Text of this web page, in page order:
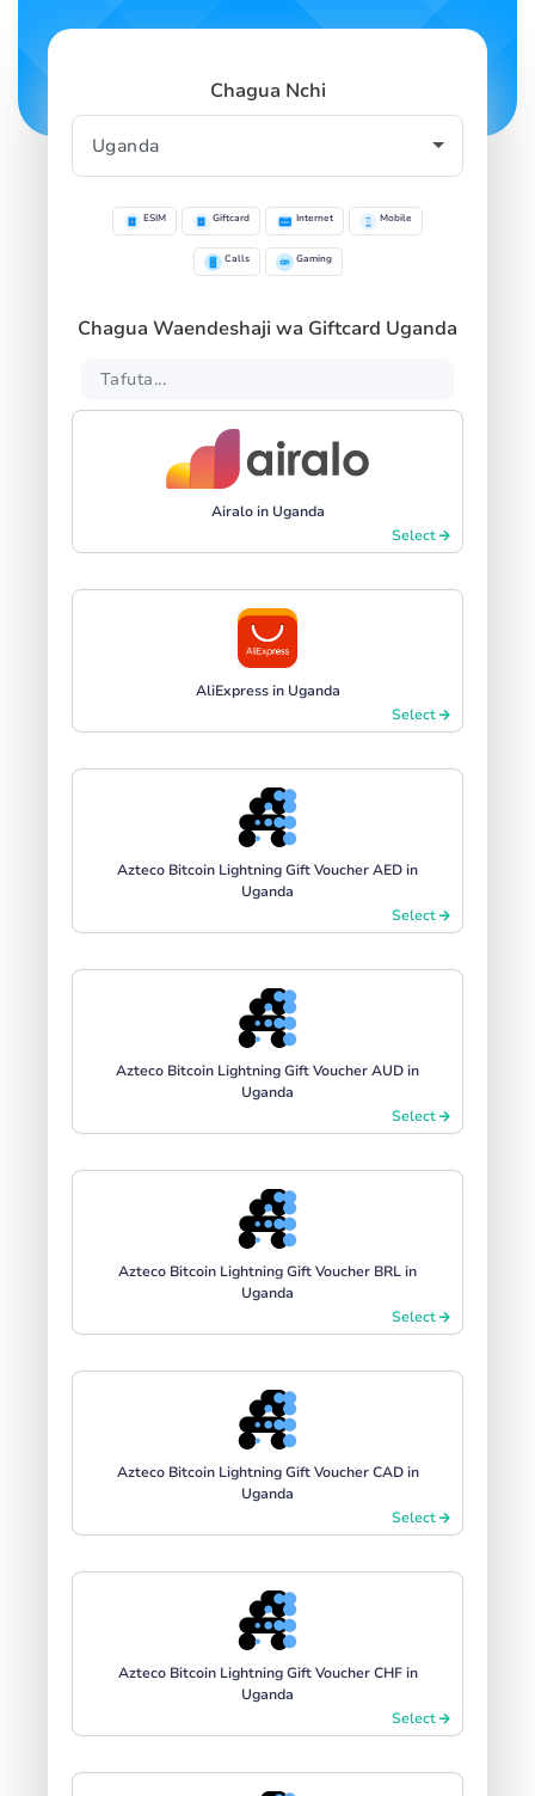
Chagua Nchi
ESIM Giftcard Internet Mobile
Calls Gaming
Chagua Waendeshaji wa Giftcard Uganda
Airalo in Uganda
Select
AliExpress in Uganda
Select
Azteco Bitcoin Lightning Gift Voucher AED in
Uganda
Select
Azteco Bitcoin Lightning Gift Voucher AUD in
Uganda
Select
Azteco Bitcoin Lightning Gift Voucher BRL in
Uganda
Select
Azteco Bitcoin Lightning Gift Voucher CAD in
Uganda
Select
Azteco Bitcoin Lightning Gift Voucher CHF in
Uganda
Select